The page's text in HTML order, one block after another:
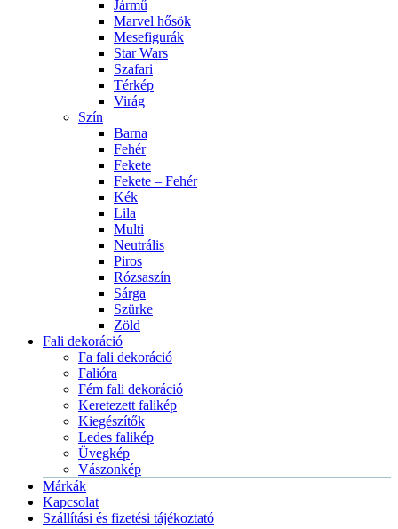
Jármű
Marvel hősök
Mesefigurák
Star Wars
Szafari
Térkép
Virág
Szín
Barna
Fehér
Fekete
Fekete – Fehér
Kék
Lila
Multi
Neutrális
Piros
Rózsaszín
Sárga
Szürke
Zöld
Fali dekoráció
Fa fali dekoráció
Falióra
Fém fali dekoráció
Keretezett falikép
Kiegészítők
Ledes falikép
Üvegkép
Vászonkép
Márkák
Kapcsolat
Szállítási és fizetési tájékoztató